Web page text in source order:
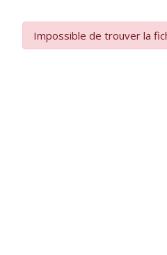
Impossible de trouver la